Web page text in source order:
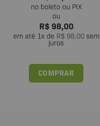
R$98,00
em até 1x de R$98,00sem
juros
COMPRAR